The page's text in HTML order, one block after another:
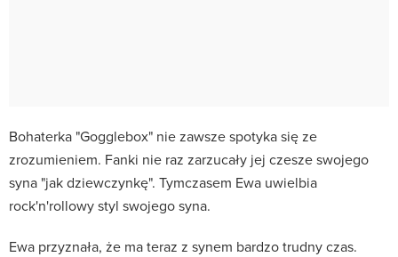
Bohaterka "Gogglebox" nie zawsze spotyka się ze
zrozumieniem. Fanki nie raz zarzucały jej czesze swojego
syna "jak dziewczynkę". Tymczasem Ewa uwielbia
rock'n'rollowy styl swojego syna.
Ewa przyznała, że ma teraz z synem bardzo trudny czas.